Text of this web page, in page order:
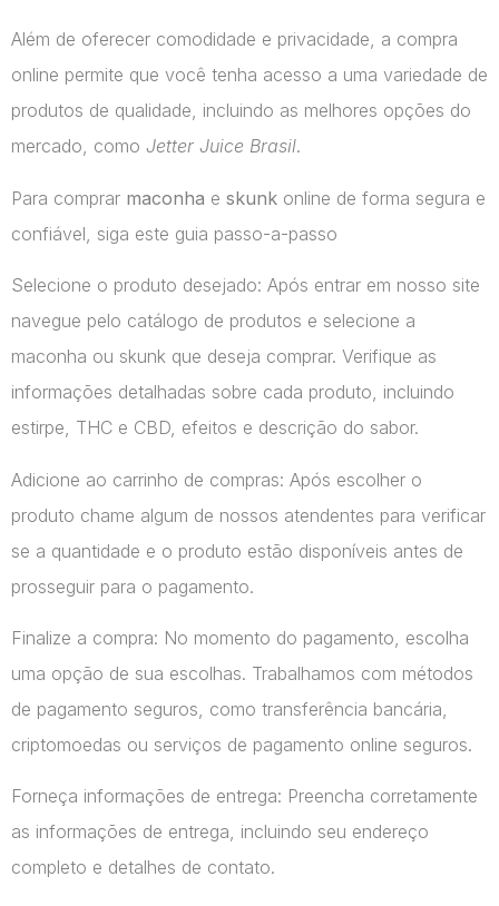
Além de oferecer comodidade e privacidade, a compra
online permite que você tenha acesso a uma variedade de
produtos de qualidade, incluindo as melhores opções do
mercado, como Jetter Juice Brasil.
Para comprar maconha e skunk online de forma segura e
confiável, siga este guia passo-a-passo
Selecione o produto desejado: Após entrar em nosso site
navegue pelo catálogo de produtos e selecione a
maconha ou skunk que deseja comprar. Verifique as
informações detalhadas sobre cada produto, incluindo
estirpe, THC e CBD, efeitos e descrição do sabor.
Adicione ao carrinho de compras: Após escolher o
produto chame algum de nossos atendentes para verificar
se a quantidade e o produto estão disponíveis antes de
prosseguir para o pagamento.
Finalize a compra: No momento do pagamento, escolha
uma opção de sua escolhas. Trabalhamos com métodos
de pagamento seguros, como transferência bancária,
criptomoedas ou serviços de pagamento online seguros.
Forneça informações de entrega: Preencha corretamente
as informações de entrega, incluindo seu endereço
completo e detalhes de contato.